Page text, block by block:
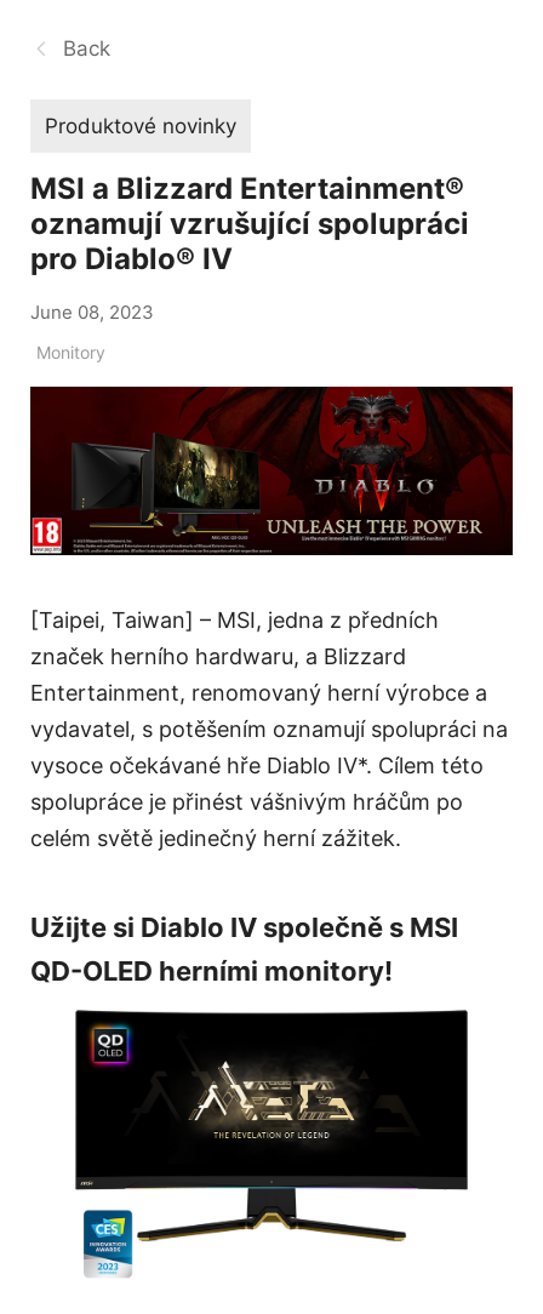
Back
Produktové novinky
MSI a Blizzard Entertainment®
oznamují vzrušující spolupráci
pro Diablo® IV
June 08, 2023
Monitory
[Taipei, Taiwan] – MSI, jedna z předních
značek herního hardwaru, a Blizzard
Entertainment, renomovaný herní výrobce a
vydavatel, s potěšením oznamují spolupráci na
vysoce očekávané hře Diablo IV*. Cílem této
spolupráce je přinést vášnivým hráčům po
celém světě jedinečný herní zážitek.
Užijte si Diablo IV společně s MSI
QD-OLED herními monitory!